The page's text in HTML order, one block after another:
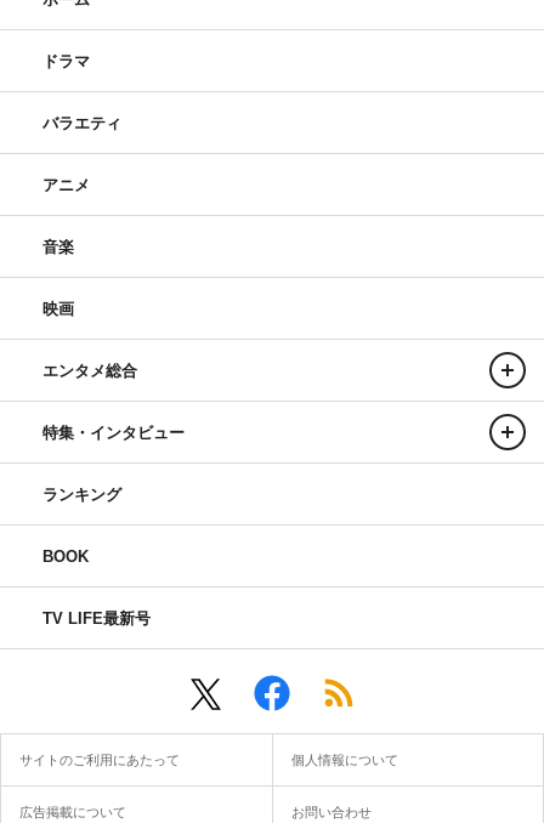
ドラマ
バラエティ
アニメ
音楽
映画
エンタメ総合
特集・インタビュー
ランキング
BOOK
TV LIFE最新号
サイトのご利用にあたって 個人情報について
広告掲載について お問い合わせ